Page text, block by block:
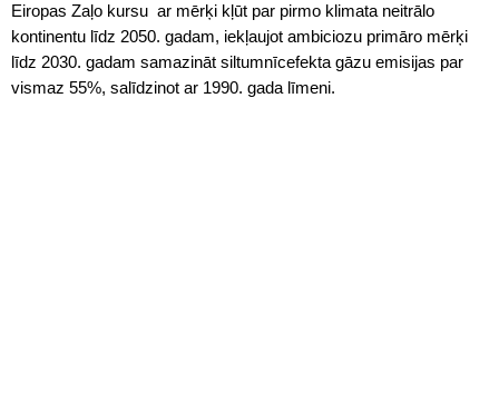
Eiropas Zaļo kursu ar mērķi kļūt par pirmo klimata neitrālo
kontinentu līdz 2050. gadam, iekļaujot ambiciozu primāro mērķi
līdz 2030. gadam samazināt siltumnīcefekta gāzu emisijas par
vismaz 55%, salīdzinot ar 1990. gada līmeni.